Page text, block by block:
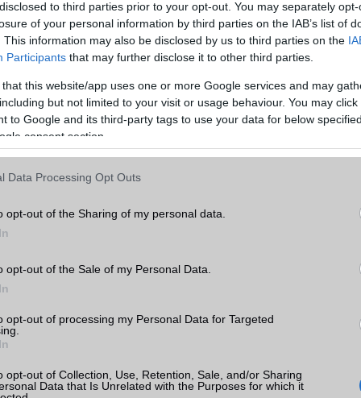
to third parties prior to your opt-out. You may separately
of your personal information by third parties on the IAB’s list of
This information may also be disclosed by us to third parties on the
Participants that may further disclose it to other third parties.
that this website/app uses one or more Google services and may
but not limited to your visit or usage behaviour. You may
to Google and its third-party tags to use your data for below
consent section.
Data Processing Opt Outs
opt-out of the Sharing of my personal data.
opt-out of the Sale of my Personal Data.
opt-out of processing my Personal Data for Targeted
opt-out of Collection, Use, Retention, Sale, and/or Sharing
Data that Is Unrelated with the Purposes for which it
MEMÓRIA ÉS TÁRHELY
Telefonkönyv db dinamikus
Min. memória 6 GB
Min. háttértár 128 GB
ADATCSERE
GPRS
WAP
MMS Nincs
Bluetooth v5,x